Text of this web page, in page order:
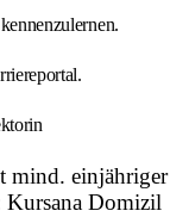
mind. einjähriger
Domizil